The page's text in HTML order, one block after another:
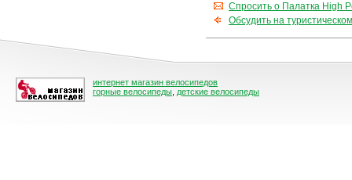
Спросить о Палатка High
Обсудить на
интернет магазин велосипедов
горные велосипеды детские велосипеды